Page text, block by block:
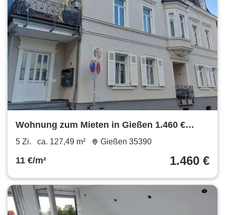
Wohnung zum Mieten in Gießen 1.460 €
127.49 m²
5 Zi. ca. 127,49 m² Gießen 35390
11 €/m² 1.460 €